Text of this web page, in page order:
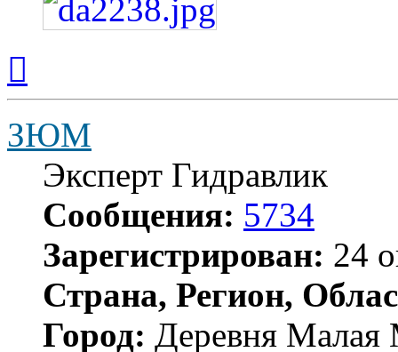
началу
ЗЮМ
Эксперт Гидравлик
Сообщения: 5734
Зарегистрирован: 24
Страна, Регион,
Город: Деревня Малая